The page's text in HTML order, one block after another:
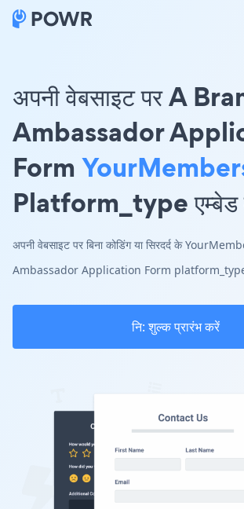
अपनी वेबसाइट पर A
Ambassador
Form
Platform_type एम्बेड
अपनी वेबसाइट पर बिना कोडिंग या सिरदर्द के
Ambassador Application Form
नि: शुल्क प्रारंभ करें